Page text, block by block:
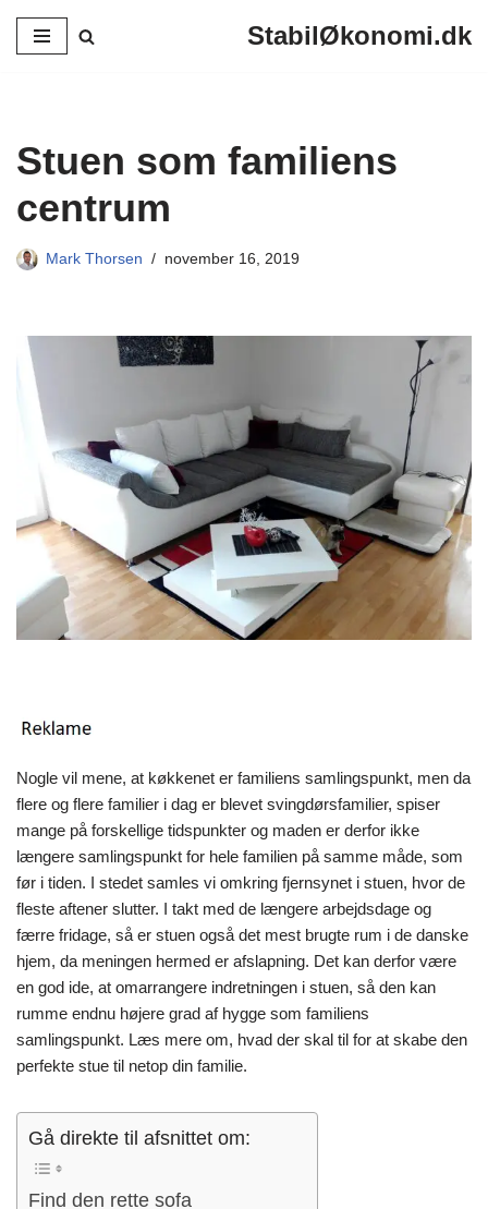
Spring
StabilØkonomi.dk
Stuen som familiens
centrum
Mark Thorsen november 16, 2019
Nogle vil mene, at køkkenet er familiens samlingspunkt, men da
flere og flere familier i dag er blevet svingdørsfamilier, spiser
mange på forskellige tidspunkter og maden er derfor ikke
længere samlingspunkt for hele familien på samme måde, som
før i tiden. I stedet samles vi omkring fjernsynet i stuen, hvor de
fleste aftener slutter. I takt med de længere arbejdsdage og
færre fridage, så er stuen også det mest brugte rum i de danske
hjem, da meningen hermed er afslapning. Det kan derfor være
en god ide, at omarrangere indretningen i stuen, så den kan
rumme endnu højere grad af hygge som familiens
samlingspunkt. Læs mere om, hvad der skal til for at skabe den
perfekte stue til netop din familie.
Gå direkte til afsnittet om:
Find den rette sofa